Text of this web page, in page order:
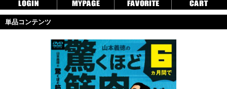
単品コンテンツ